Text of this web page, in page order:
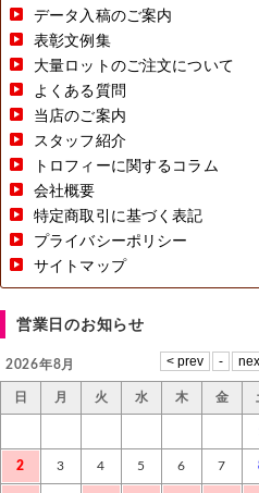
データ入稿のご案内
表彰文例集
大量ロットのご注文について
よくある質問
当店のご案内
スタッフ紹介
トロフィーに関するコラム
会社概要
特定商取引に基づく表記
プライバシーポリシー
サイトマップ
営業日のお知らせ
2026年8月
日 月 火 水 木 金
2 3 4 5 6 7